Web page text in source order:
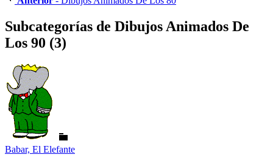
Subcategorías de Dibujos Animados De
Los 90 (3)
Babar, El Elefante